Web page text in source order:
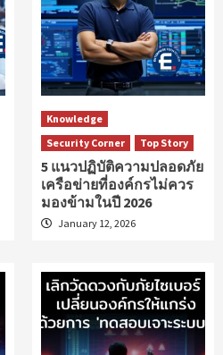
Knowledge
Security Corner
Top Story
5 แนวปฏิบัติความปลอดภัย
เครือข่ายที่องค์กรไม่ควร
มองข้ามในปี 2026
January 12, 2026